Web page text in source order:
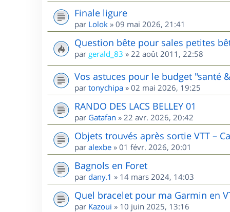
Finale ligure
par Lolok » 09 mai 2026, 21:41
Question bête pour sales petites
par gerald_83 » 22 août 2011, 22:58
Vos astuces pour le budget "santé
par tonychipa » 02 mai 2026, 19:25
RANDO DES LACS BELLEY 01
par Gatafan » 22 avr. 2026, 20:42
Objets trouvés après sortie VTT –
par alexbe » 01 févr. 2026, 20:01
Bagnols en Foret
par dany.1 » 14 mars 2024, 14:03
Quel bracelet pour ma Garmin en
par Kazoui » 10 juin 2025, 13:16